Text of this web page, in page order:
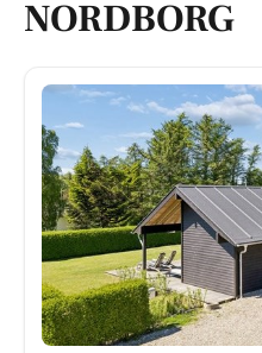
NORDBORG